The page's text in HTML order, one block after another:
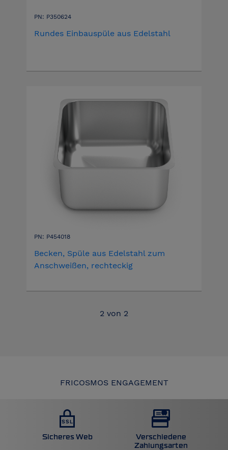
PN: P350624
Rundes Einbauspüle aus Edelstahl
PN: P454018
Becken, Spüle aus Edelstahl zum
Anschweißen, rechteckig
2 von 2
FRICOSMOS ENGAGEMENT
Sicheres Web
Verschiedene
Zahlungsarten